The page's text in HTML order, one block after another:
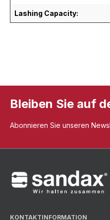
Lashing Capacity:
Bleiben Sie auf
Abonnieren Sie unseren
KONTAKTINFORMATION